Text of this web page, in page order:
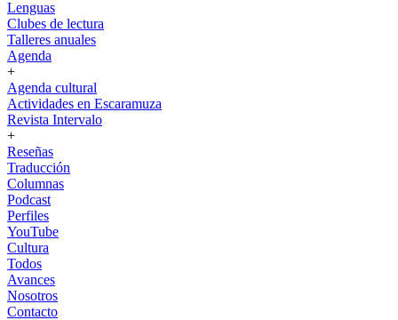
Lenguas
Clubes de lectura
Talleres anuales
Agenda
+
Agenda cultural
Actividades en Escaramuza
Revista Intervalo
+
Reseñas
Traducción
Columnas
Podcast
Perfiles
YouTube
Cultura
Todos
Avances
Nosotros
Contacto